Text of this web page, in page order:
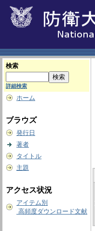
検索
詳細検索
ホーム
ブラウズ
発行日
著者
タイトル
主題
アクセス状況
アイテム別
高頻度ダウンロード文献